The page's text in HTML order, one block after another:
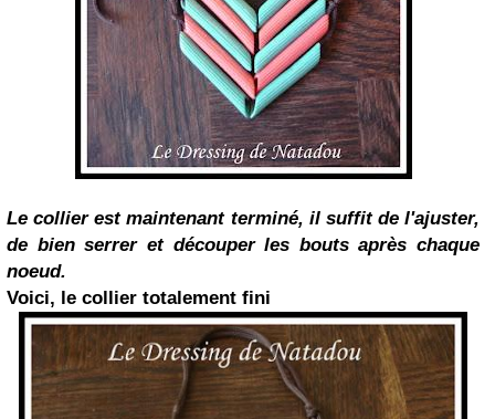
Le collier est maintenant terminé, il suffit de l'ajuster,
de bien serrer et découper les bouts après chaque
noeud.
Voici, le collier totalement fini